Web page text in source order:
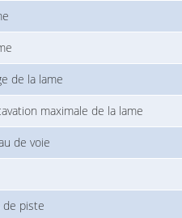
de la lame
maximale de la lame
de voie
de piste